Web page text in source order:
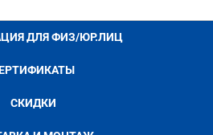
ДЛЯ ФИЗ/ЮР.ЛИЦ
СКИДКИ